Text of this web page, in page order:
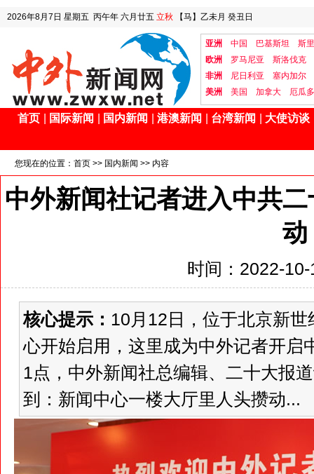
2026年8月7日 星期五 丙午年 六月廿五 立秋 【马】乙未月 癸丑日
亚洲 中国 巴基斯坦
斯
欧洲
罗马尼亚
斯洛伐克
非洲
尼日利亚
塞内加尔
美洲
美国 加拿大 厄瓜
首页 国际新闻 国内新闻 港澳新闻 台湾新闻 大使访谈
您现在的位置： 首页 >> 国内新闻 >> 内容
中外新闻社记者进入中共
动
时间：2022-
核心提示： 10月12日，位于北京新
心开始启用，这里成为中外记者开启
1点，中外新闻社总编辑、二十大报
到：新闻中心一楼大厅里人头攒动...